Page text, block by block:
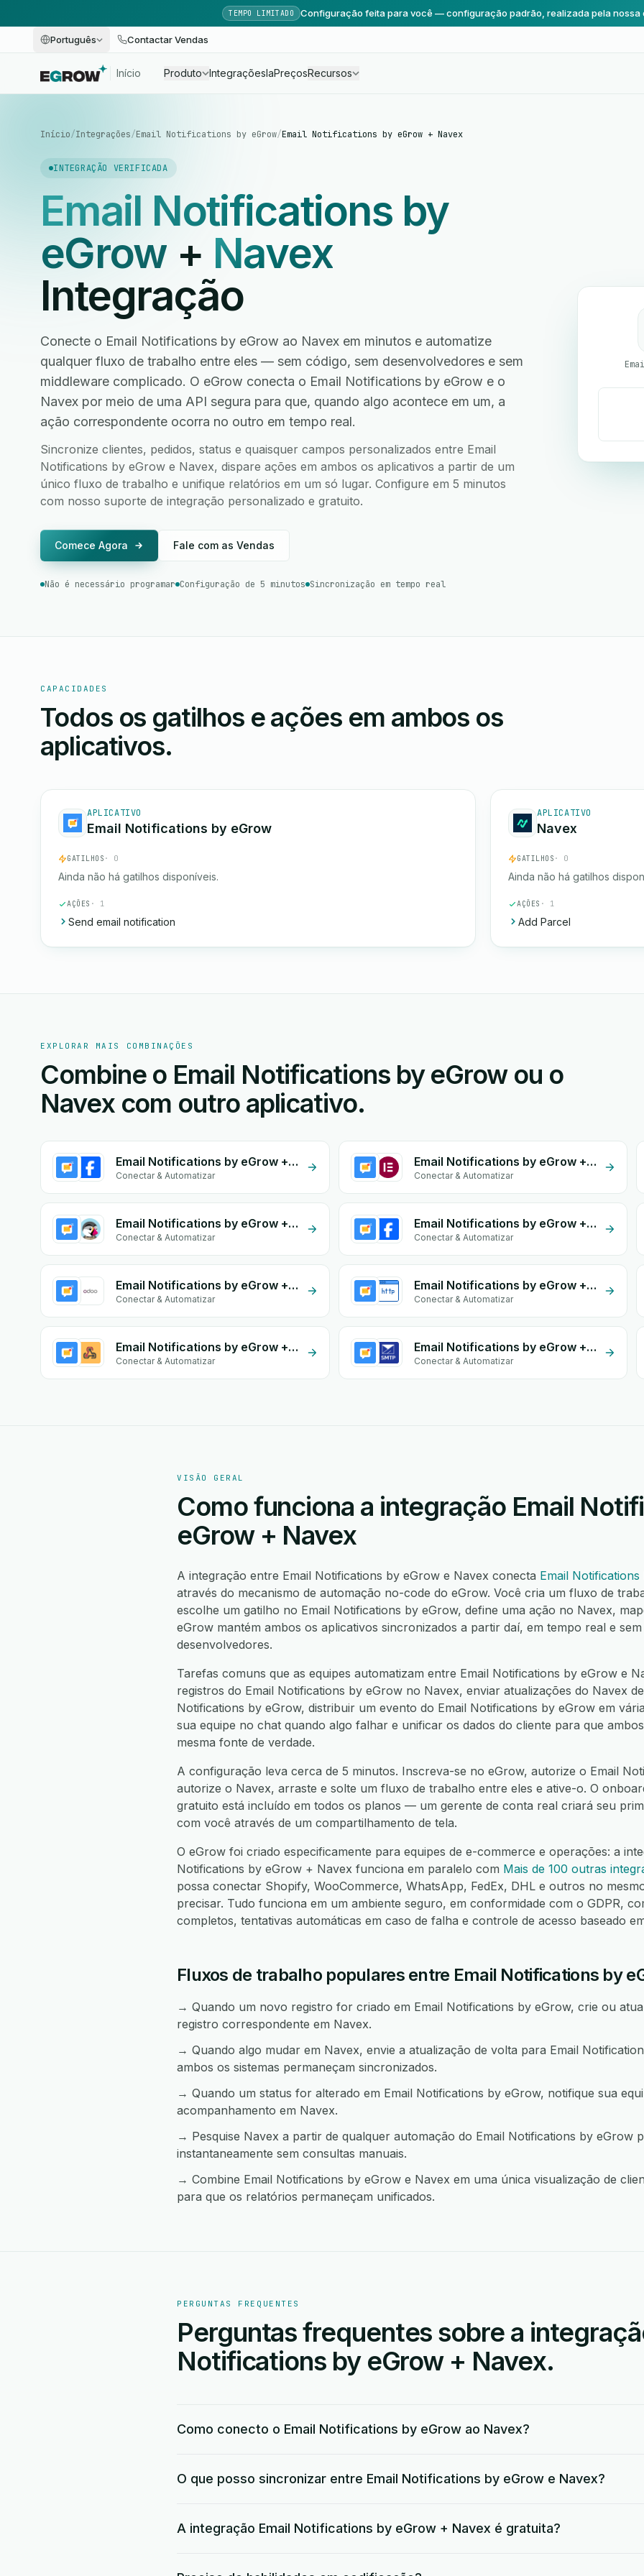
TEMPO LIMITADO Configuração feita para você — configuração padrão, realizada pela nossa
Português Contactar Vendas
Início Produto IntegraçõesIaPreçosRecursos
Início/Integrações/Email Notifications by eGrow/Email Notifications by eGrow + Navex
INTEGRAÇÃO VERIFICADA
Email Notifications by
eGrow + Navex
Integração
Conecte o Email Notifications by eGrow ao Navex em minutos e automatize
qualquer fluxo de trabalho entre eles — sem código, sem desenvolvedores e sem
middleware complicado. O eGrow conecta o Email Notifications by eGrow e o
Navex por meio de uma API segura para que, quando algo acontece em um, a
ação correspondente ocorra no outro em tempo real.
Sincronize clientes, pedidos, status e quaisquer campos personalizados entre Email
Notifications by eGrow e Navex, dispare ações em ambos os aplicativos a partir de um
único fluxo de trabalho e unifique relatórios em um só lugar. Configure em 5 minutos
com nosso suporte de integração personalizado e gratuito.
Comece Agora Fale com as Vendas
Não é necessário programar Configuração de 5 minutos Sincronização em tempo real
CAPACIDADES
Todos os gatilhos e ações em ambos os
aplicativos.
APLICATIVO
Email Notifications by eGrow
GATILHOS · 0
Ainda não há gatilhos disponíveis.
AÇÕES · 1
Send email notification
APLICATIVO
Navex
GATILHOS · 0
Ainda não há gatilhos
AÇÕES · 1
Add Parcel
EXPLORAR MAIS COMBINAÇÕES
Combine o Email Notifications by eGrow ou o
Navex com outro aplicativo.
Email Notifications by eGrow + Facebook Comments
Conectar & Automatizar
Email Notifications by eGrow + Wordpress Elementor
Conectar & Automatizar
Email Notifications by eGrow + PrestaShop
Conectar & Automatizar
Email Notifications by eGrow + Facebook Commerce
Conectar & Automatizar
Email Notifications by eGrow + Odoo Stock
Conectar & Automatizar
Email Notifications by eGrow + Tools & HTTP
Conectar & Automatizar
Email Notifications by eGrow + Custom Webhook
Conectar & Automatizar
Email Notifications by eGrow + Email SMTP
Conectar & Automatizar
VISÃO GERAL
Como funciona a integração Email
eGrow + Navex
A integração entre Email Notifications by eGrow e Navex conecta Email
através do mecanismo de automação no-code do eGrow. Você cria um fluxo de
escolhe um gatilho no Email Notifications by eGrow, define uma ação no Navex,
eGrow mantém ambos os aplicativos sincronizados a partir daí, em tempo real e sem
desenvolvedores.
Tarefas comuns que as equipes automatizam entre Email Notifications by eGrow e
registros do Email Notifications by eGrow no Navex, enviar atualizações do Navex
Notifications by eGrow, distribuir um evento do Email Notifications by eGrow em
sua equipe no chat quando algo falhar e unificar os dados do cliente para que
mesma fonte de verdade.
A configuração leva cerca de 5 minutos. Inscreva-se no eGrow, autorize o Email
autorize o Navex, arraste e solte um fluxo de trabalho entre eles e ative-o. O
gratuito está incluído em todos os planos — um gerente de conta real criará seu
com você através de um compartilhamento de tela.
O eGrow foi criado especificamente para equipes de e-commerce e operações: a
Notifications by eGrow + Navex funciona em paralelo com Mais de 100 outras
possa conectar Shopify, WooCommerce, WhatsApp, FedEx, DHL e outros no
precisar. Tudo funciona em um ambiente seguro, em conformidade com o GDPR,
completos, tentativas automáticas em caso de falha e controle de acesso baseado
Fluxos de trabalho populares entre Email Notifications by
→ Quando um novo registro for criado em Email Notifications by eGrow, crie ou
registro correspondente em Navex.
→ Quando algo mudar em Navex, envie a atualização de volta para Email
ambos os sistemas permaneçam sincronizados.
→ Quando um status for alterado em Email Notifications by eGrow, notifique sua
acompanhamento em Navex.
→ Pesquise Navex a partir de qualquer automação do Email Notifications by eGrow
instantaneamente sem consultas manuais.
→ Combine Email Notifications by eGrow e Navex em uma única visualização de
para que os relatórios permaneçam unificados.
PERGUNTAS FREQUENTES
Perguntas frequentes sobre a
Notifications by eGrow + Navex.
Como conecto o Email Notifications by eGrow ao Navex?
O que posso sincronizar entre Email Notifications by eGrow e Navex?
A integração Email Notifications by eGrow + Navex é gratuita?